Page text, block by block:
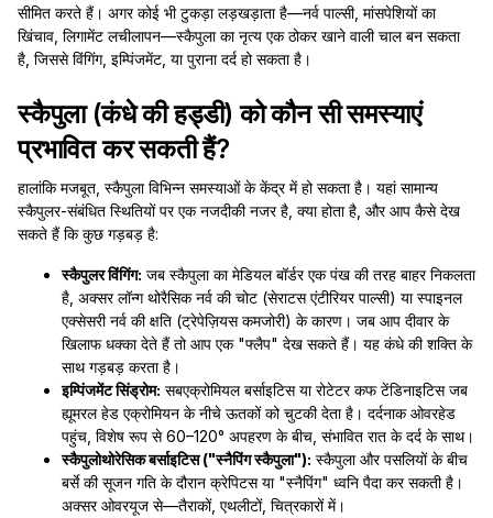
सीमित करते हैं। अगर कोई भी टुकड़ा लड़खड़ाता है—नर्व पाल्सी, मांसपेशियों का
खिंचाव, लिगामेंट लचीलापन—स्कैपुला का नृत्य एक ठोकर खाने वाली चाल बन सकता
है, जिससे विंगिंग, इम्पिंजमेंट, या पुराना दर्द हो सकता है।
स्कैपुला (कंधे की हड्डी) को कौन सी समस्याएं
प्रभावित कर सकती हैं?
हालांकि मजबूत, स्कैपुला विभिन्न समस्याओं के केंद्र में हो सकता है। यहां सामान्य
स्कैपुलर-संबंधित स्थितियों पर एक नजदीकी नजर है, क्या होता है, और आप कैसे देख
सकते हैं कि कुछ गड़बड़ है:
स्कैपुलर विंगिंग: जब स्कैपुला का मेडियल बॉर्डर एक पंख की तरह बाहर निकलता
है, अक्सर लॉन्ग थोरैसिक नर्व की चोट (सेराटस एंटीरियर पाल्सी) या स्पाइनल
एक्सेसरी नर्व की क्षति (ट्रेपेज़ियस कमजोरी) के कारण। जब आप दीवार के
खिलाफ धक्का देते हैं तो आप एक "फ्लैप" देख सकते हैं। यह कंधे की शक्ति के
साथ गड़बड़ करता है।
इम्पिंजमेंट सिंड्रोम: सबएक्रोमियल बर्साइटिस या रोटेटर कफ टेंडिनाइटिस जब
ह्यूमरल हेड एक्रोमियन के नीचे ऊतकों को चुटकी देता है। दर्दनाक ओवरहेड
पहुंच, विशेष रूप से 60–120° अपहरण के बीच, संभावित रात के दर्द के साथ।
स्कैपुलोथोरेसिक बर्साइटिस ("स्नैपिंग स्कैपुला"): स्कैपुला और पसलियों के बीच
बर्से की सूजन गति के दौरान क्रेपिटस या "स्नैपिंग" ध्वनि पैदा कर सकती है।
अक्सर ओवरयूज से—तैराकों, एथलीटों, चित्रकारों में।